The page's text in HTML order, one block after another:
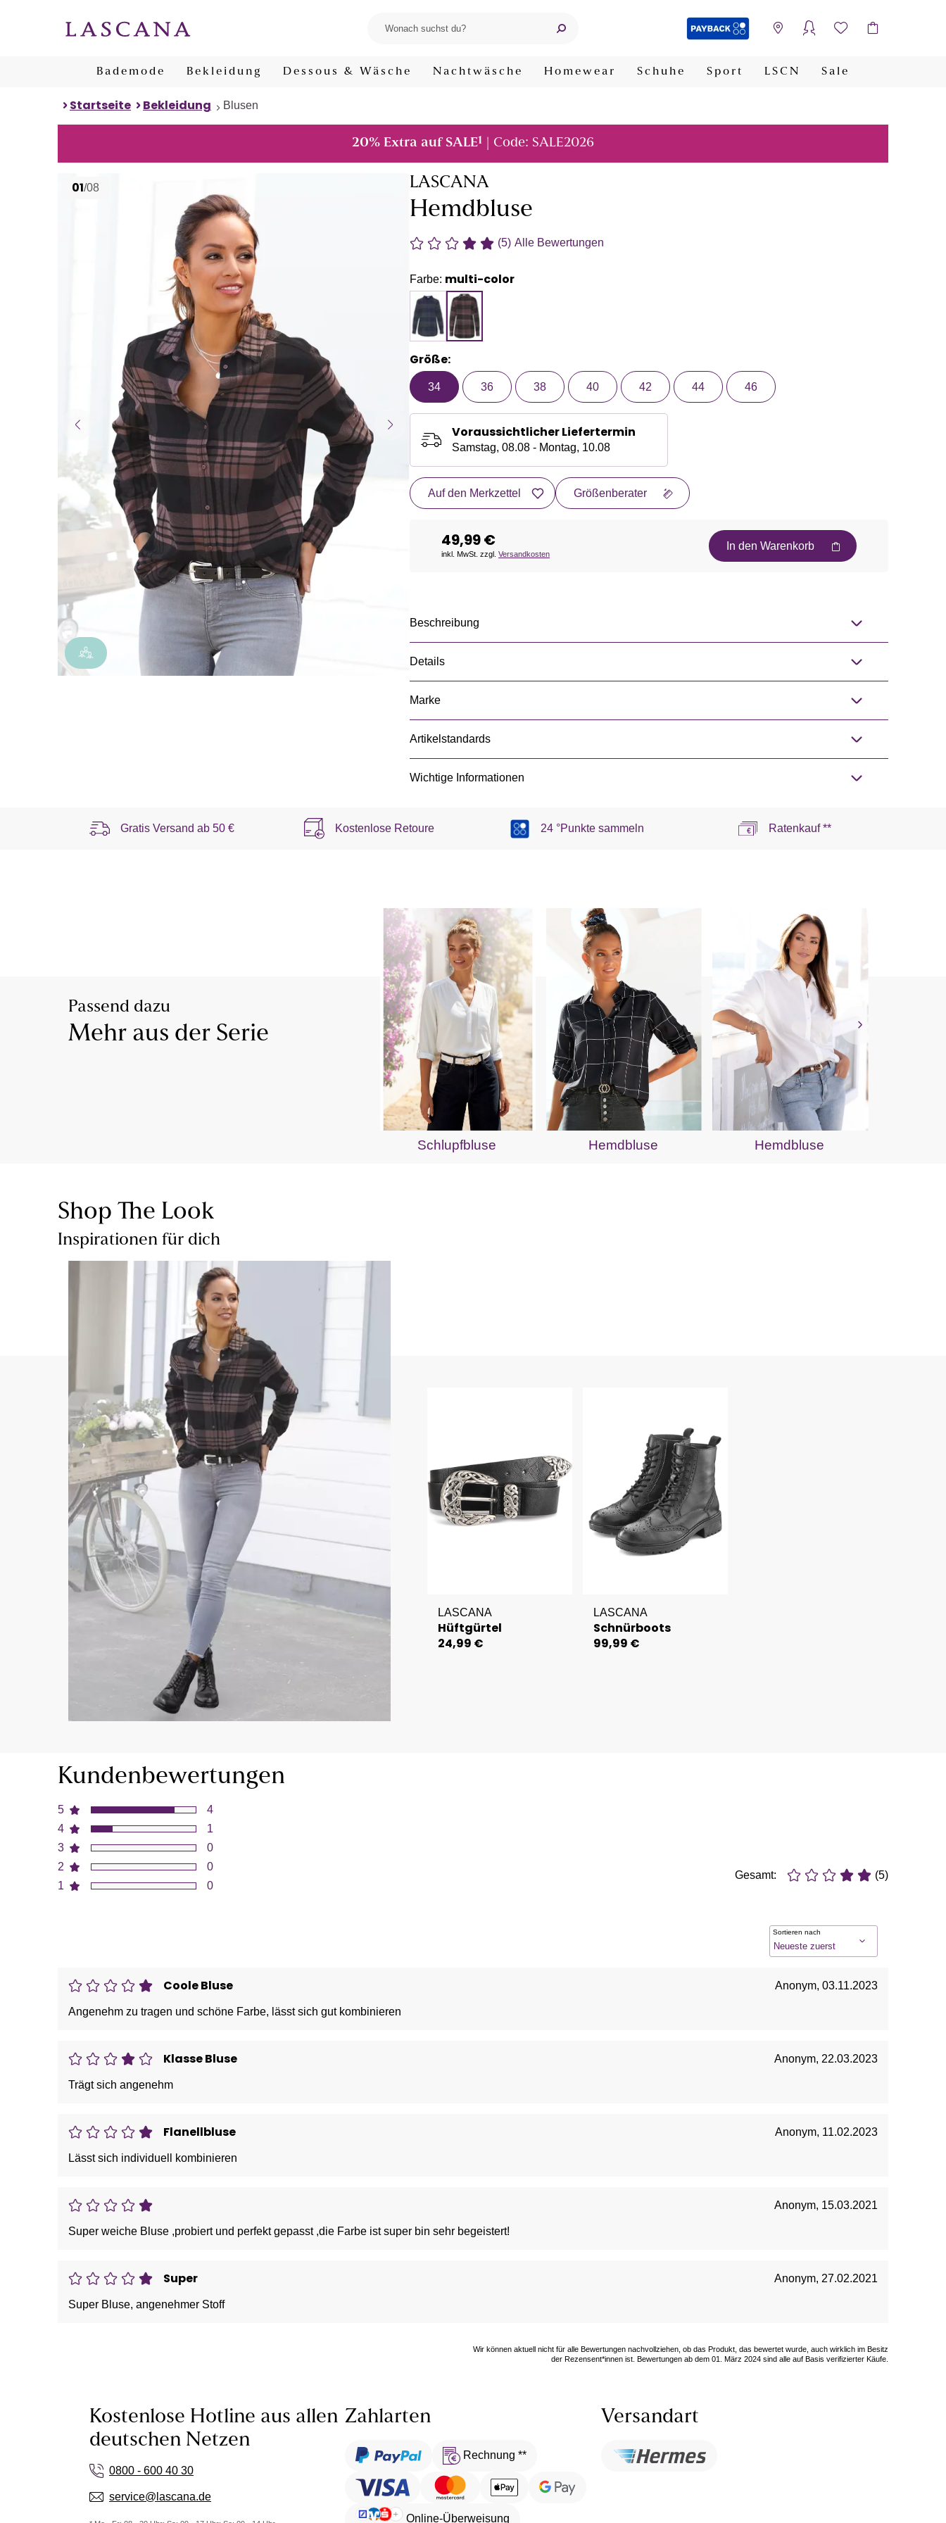
Bademode Bekleidung Dessous & Wäsche Nachtwäsche Homewear Schuhe Sport LSCN Sale
Startseite Bekleidung Blusen
20% Extra auf SALE1 | Code: SALE2026
01/08 LASCANA
Hemdbluse
(5) Alle Bewertungen
Farbe: multi-color
Größe:
34 36 38 40 42 44 46
Voraussichtlicher Liefertermin
Samstag, 08.08 - Montag, 10.08
Auf den Merkzettel Größenberater
49,99 €
inkl. MwSt. zzgl. Versandkosten
In den Warenkorb
Beschreibung
Details
Marke
Artikelstandards
Wichtige Informationen
Gratis Versand ab 50 € Kostenlose Retoure 24 °Punkte sammeln Ratenkauf **
Passend dazu
Mehr aus der Serie
Schlupfbluse Hemdbluse Hemdbluse
Shop The Look
Inspirationen für dich
LASCANA
Hüftgürtel
24,99 €
LASCANA
Schnürboots
99,99 €
Kundenbewertungen
5
4
3
2
1
4
1
0
0
0
Gesamt: (5)
Sortieren nach
Coole Bluse Anonym, 03.11.2023
Angenehm zu tragen und schöne Farbe, lässt sich gut kombinieren
Klasse Bluse Anonym, 22.03.2023
Trägt sich angenehm
Flanellbluse Anonym, 11.02.2023
Lässt sich individuell kombinieren
Anonym, 15.03.2021
Super weiche Bluse ,probiert und perfekt gepasst ,die Farbe ist super bin sehr begeistert!
Super Anonym, 27.02.2021
Super Bluse, angenehmer Stoff
Wir können aktuell nicht für alle Bewertungen nachvollziehen, ob das Produkt, das bewertet wurde, auch wirklich im Besitz
der Rezensent*innen ist. Bewertungen ab dem 01. März 2024 sind alle auf Basis verifizierter Käufe.
Kostenlose Hotline aus allen
deutschen Netzen
0800 - 600 40 30
service@lascana.de
Zahlarten
Rechnung **
Online-Überweisung
Versandart